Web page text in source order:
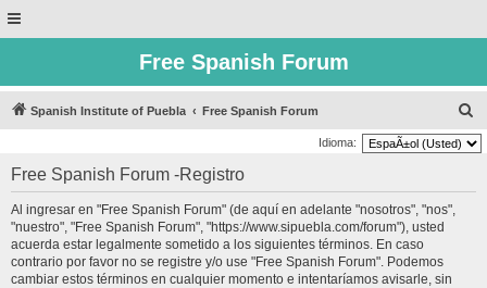
Free Spanish Forum
Spanish Institute of Puebla Free Spanish Forum
u
Idioma:
Free Spanish Forum -Registro
Al ingresar en "Free Spanish Forum" (de aquí en adelante "nosotros", "nos",
"nuestro", "Free Spanish Forum", "https://www.sipuebla.com/forum"), usted
acuerda estar legalmente sometido a los siguientes términos. En caso
contrario por favor no se registre y/o use "Free Spanish Forum". Podemos
cambiar estos términos en cualquier momento e intentaríamos avisarle, sin